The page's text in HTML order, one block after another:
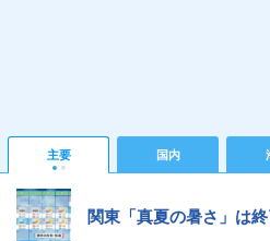
主要 国内
関東「真夏の暑さ」は